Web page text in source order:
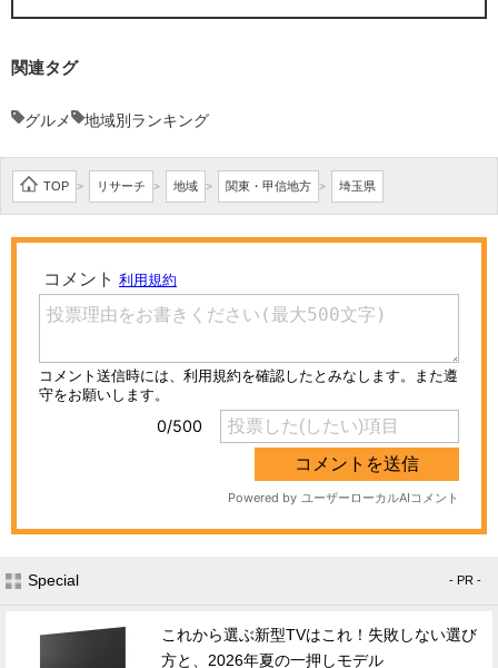
関連タグ
グルメ 地域別ランキング
TOP > リサーチ > 地域 > 関東・甲信地方 > 埼玉県
Special - PR -
これから選ぶ新型TVはこれ！失敗しない選び
方と、2026年夏の一押しモデル